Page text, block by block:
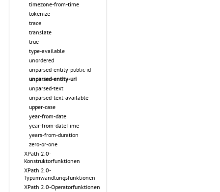
timezone-from-time
tokenize
trace
translate
true
type-available
unordered
unparsed-entity-public-id
unparsed-entity-uri
unparsed-text
unparsed-text-available
upper-case
year-from-date
year-from-dateTime
years-from-duration
zero-or-one
XPath 2.0-
Konstruktorfunktionen
XPath 2.0-
Typumwandlungsfunktionen
XPath 2.0-Operatorfunktionen